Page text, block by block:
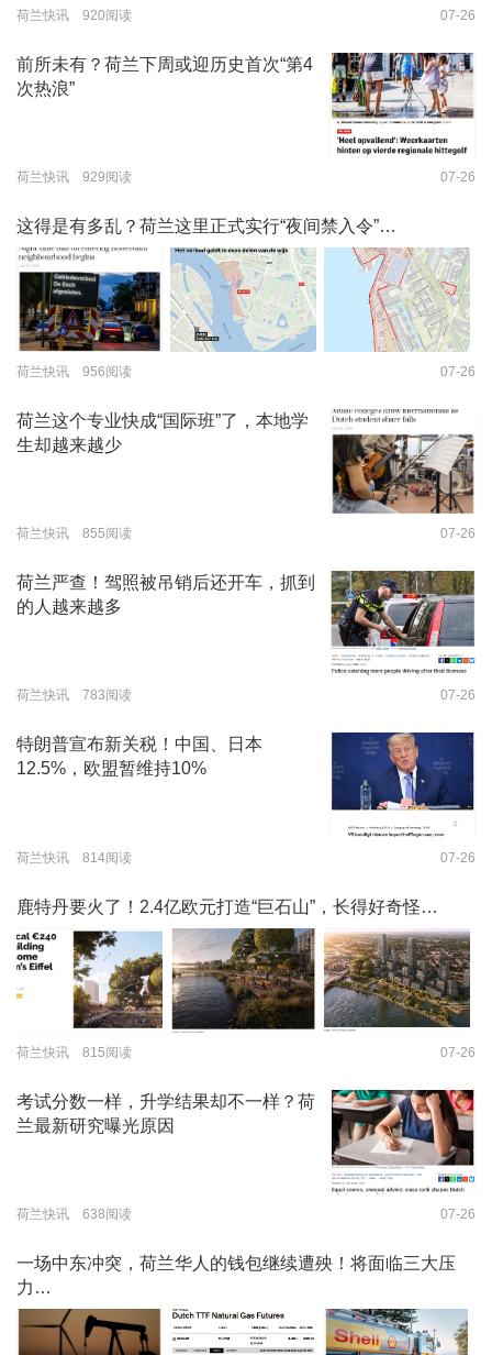
荷兰快讯 920阅读 07-26
前所未有？荷兰下周或迎历史首次“第4
次热浪”
荷兰快讯 929阅读 07-26
这得是有多乱？荷兰这里正式实行“夜间禁入令”…
荷兰快讯 956阅读 07-26
荷兰这个专业快成“国际班”了，本地学
生却越来越少
荷兰快讯 855阅读 07-26
荷兰严查！驾照被吊销后还开车，抓到
的人越来越多
荷兰快讯 783阅读 07-26
特朗普宣布新关税！中国、日本
12.5%，欧盟暂维持10%
荷兰快讯 814阅读 07-26
鹿特丹要火了！2.4亿欧元打造“巨石山”，长得好奇怪…
荷兰快讯 815阅读 07-26
考试分数一样，升学结果却不一样？荷
兰最新研究曝光原因
荷兰快讯 638阅读 07-26
一场中东冲突，荷兰华人的钱包继续遭殃！将面临三大压
力…